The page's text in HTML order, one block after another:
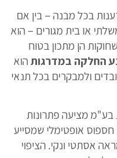
בכל מבנה – בין אם
או בית מגורים – הוא
הן מתכון בטוח
החלקה במדרגותהוא
ולמבקרים בכל תנאי
בע"מ מציעה פתרונות
חספוס אופטימלי שמסייע
אסתטי ונקי. הציפוי